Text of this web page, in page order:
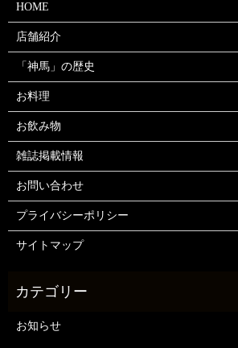
HOME
店舗紹介
「神馬」の歴史
お料理
お飲み物
雑誌掲載情報
お問い合わせ
プライバシーポリシー
サイトマップ
お知らせ